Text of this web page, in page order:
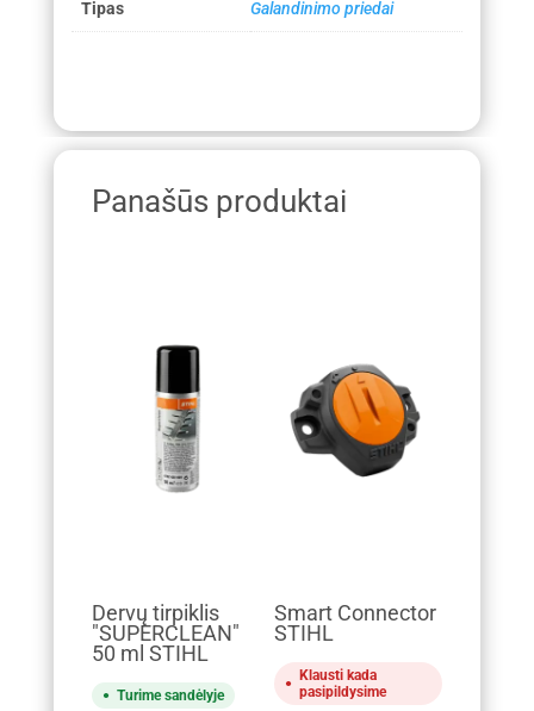
Tipas Galandinimo priedai
Panašūs produktai
Dervų tirpiklis
"SUPERCLEAN"
50 ml STIHL
Turime sandėlyje
Smart Connector
STIHL
Klausti kada
pasipildysime